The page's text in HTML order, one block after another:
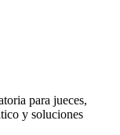
para jueces,
y soluciones